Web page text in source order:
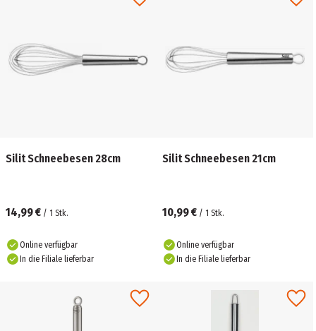
Silit Schneebesen 28cm
14,99 € / 1 Stk.
Online verfügbar
In die Filiale lieferbar
Silit Schneebesen 21cm
10,99 € / 1 Stk.
Online verfügbar
In die Filiale lieferbar